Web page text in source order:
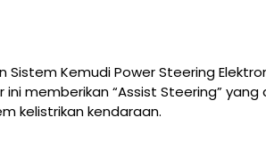
Kemudi Power Steering
memberikan “Assist Steering”
kelistrikan kendaraan.